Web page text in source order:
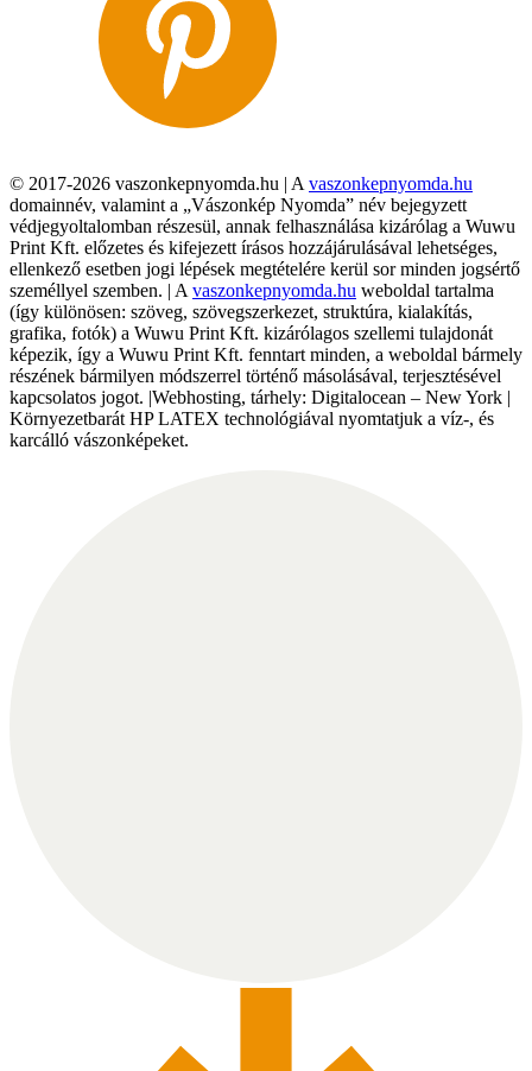
© 2017-2026 vaszonkepnyomda.hu | A vaszonkepnyomda.hu
domainnév, valamint a „Vászonkép Nyomda” név bejegyzett
védjegyoltalomban részesül, annak felhasználása kizárólag a Wuwu
Print Kft. előzetes és kifejezett írásos hozzájárulásával lehetséges,
ellenkező esetben jogi lépések megtételére kerül sor minden jogsértő
személlyel szemben. | A vaszonkepnyomda.hu weboldal tartalma
(így különösen: szöveg, szövegszerkezet, struktúra, kialakítás,
grafika, fotók) a Wuwu Print Kft. kizárólagos szellemi tulajdonát
képezik, így a Wuwu Print Kft. fenntart minden, a weboldal bármely
részének bármilyen módszerrel történő másolásával, terjesztésével
kapcsolatos jogot. |Webhosting, tárhely: Digitalocean – New York |
Környezetbarát HP LATEX technológiával nyomtatjuk a víz-, és
karcálló vászonképeket.